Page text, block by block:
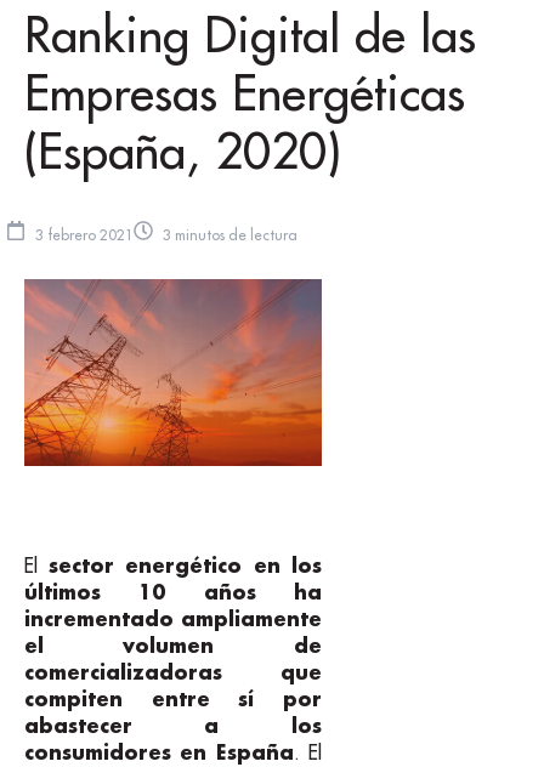
Ranking Digital de las
Empresas Energéticas
(España, 2020)
3 febrero 2021 3 minutos de lectura
Elsector energético en los
últimos 10 años ha
incrementado ampliamente
el volumen de
comercializadoras que
compiten entre sí por
abastecer a los
consumidores en España. El